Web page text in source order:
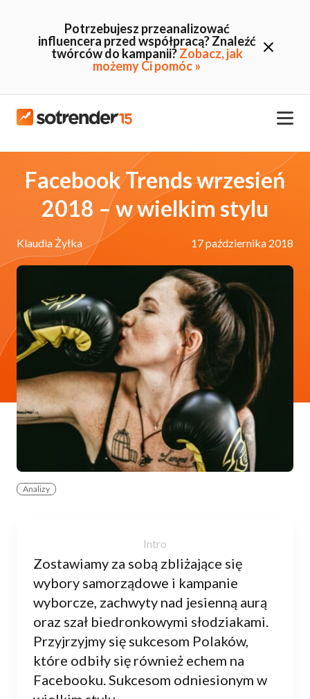
Potrzebujesz przeanalizować
influencera przed współpracą? Znaleźć
twórców do kampanii?Zobacz, jak
możemy Ci pomóc »
Facebook Trends wrzesień
2018 – w wielkim stylu
Klaudia Żyłka 17 października 2018
Analizy
Zostawiamy za sobą zbliżające się
wybory samorządowe i kampanie
wyborcze, zachwyty nad jesienną aurą
oraz szał biedronkowymi słodziakami.
Przyjrzyjmy się sukcesom Polaków,
które odbiły się również echem na
Facebooku. Sukcesom odniesionym w